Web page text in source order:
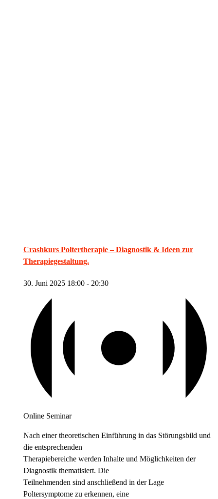
Crashkurs Poltertherapie – Diagnostik & Ideen zur
Therapiegestaltung.
30. Juni 2025 18:00 - 20:30
Online Seminar
Nach einer theoretischen Einführung in das Störungsbild und
die entsprechenden
Therapiebereiche werden Inhalte und Möglichkeiten der
Diagnostik thematisiert. Die
Teilnehmenden sind anschließend in der Lage
Poltersymptome zu erkennen, eine